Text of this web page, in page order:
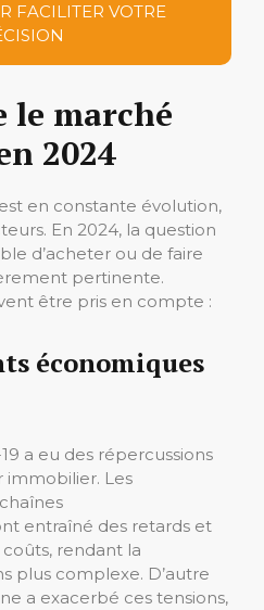
FACILITER VOTRE
le marché
2024
en constante évolution,
En 2024, la question
d’acheter ou de faire
pertinente.
être pris en compte :
économiques
a eu des répercussions
immobilier. Les
entraîné des retards et
rendant la
plus complexe. D’autre
a exacerbé ces tensions,